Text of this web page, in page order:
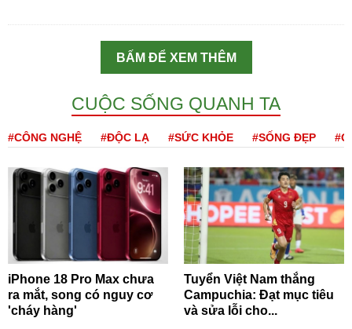
BẤM ĐỂ XEM THÊM
CUỘC SỐNG QUANH TA
#CÔNG NGHỆ #ĐỘC LẠ #SỨC KHỎE #SỐNG ĐẸP
iPhone 18 Pro Max chưa
ra mắt, song có nguy cơ
'cháy hàng'
Tuyển Việt Nam thắng
Campuchia: Đạt mục tiêu
và sửa lỗi cho...